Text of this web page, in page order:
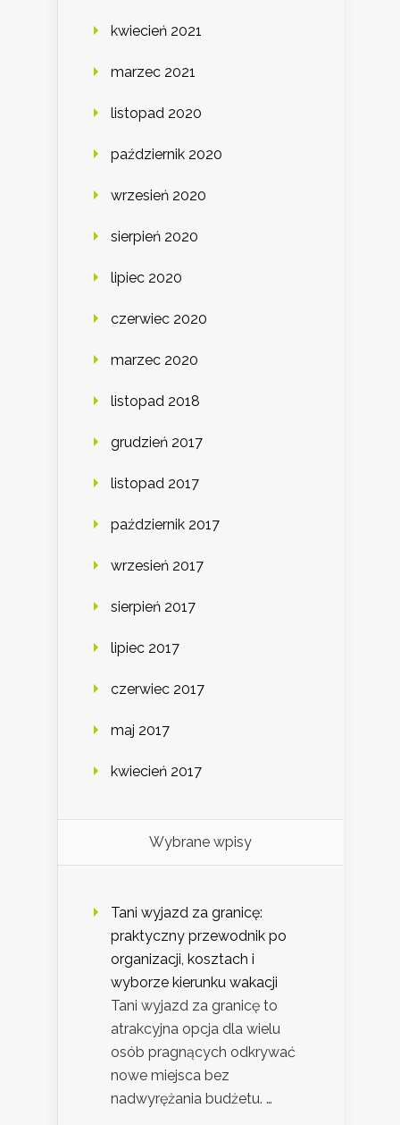
kwiecień 2021
marzec 2021
listopad 2020
październik 2020
wrzesień 2020
sierpień 2020
lipiec 2020
czerwiec 2020
marzec 2020
listopad 2018
grudzień 2017
listopad 2017
październik 2017
wrzesień 2017
sierpień 2017
lipiec 2017
czerwiec 2017
maj 2017
kwiecień 2017
Wybrane wpisy
Tani wyjazd za granicę:
praktyczny przewodnik po
organizacji, kosztach i
wyborze kierunku wakacji
Tani wyjazd za granicę to
atrakcyjna opcja dla wielu
osób pragnących odkrywać
nowe miejsca bez
nadwyrężania budżetu. …